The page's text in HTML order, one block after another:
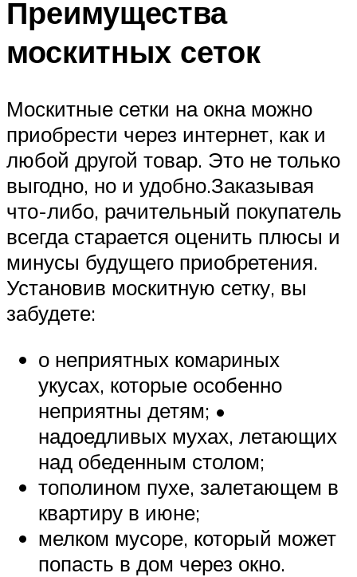
Преимущества
москитных сеток
Москитные сетки на окна можно
приобрести через интернет, как и
любой другой товар. Это не только
выгодно, но и удобно.Заказывая
что-либо, рачительный покупатель
всегда старается оценить плюсы и
минусы будущего приобретения.
Установив москитную сетку, вы
забудете:
о неприятных комариных
укусах, которые особенно
неприятны детям; •
надоедливых мухах, летающих
над обеденным столом;
тополином пухе, залетающем в
квартиру в июне;
мелком мусоре, который может
попасть в дом через окно.